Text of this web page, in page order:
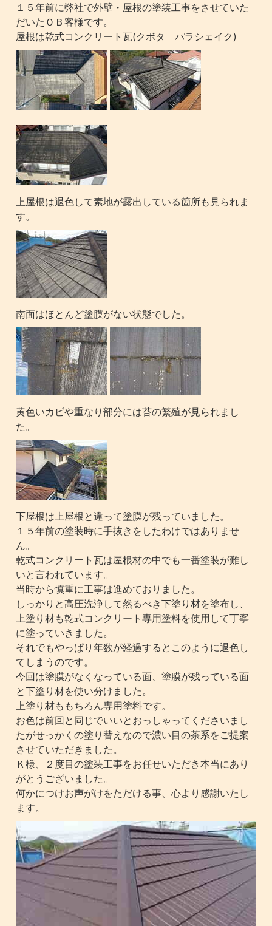
１５年前に弊社で外壁・屋根の塗装工事をさせていた
だいたＯＢ客様です。
屋根は乾式コンクリート瓦(クボタ パラシェイク)
上屋根は退色して素地が露出している箇所も見られま
す。
南面はほとんど塗膜がない状態でした。
黄色いカビや重なり部分には苔の繁殖が見られまし
た。
下屋根は上屋根と違って塗膜が残っていました。
１５年前の塗装時に手抜きをしたわけではありませ
ん。
乾式コンクリート瓦は屋根材の中でも一番塗装が難し
いと言われています。
当時から慎重に工事は進めておりました。
しっかりと高圧洗浄して然るべき下塗り材を塗布し、
上塗り材も乾式コンクリート専用塗料を使用して丁寧
に塗っていきました。
それでもやっぱり年数が経過するとこのように退色し
てしまうのです。
今回は塗膜がなくなっている面、塗膜が残っている面
と下塗り材を使い分けました。
上塗り材ももちろん専用塗料です。
お色は前回と同じでいいとおっしゃってくださいまし
たがせっかくの塗り替えなので濃い目の茶系をご提案
させていただきました。
Ｋ様、２度目の塗装工事をお任せいただき本当にあり
がとうございました。
何かにつけお声がけをただける事、心より感謝いたし
ます。